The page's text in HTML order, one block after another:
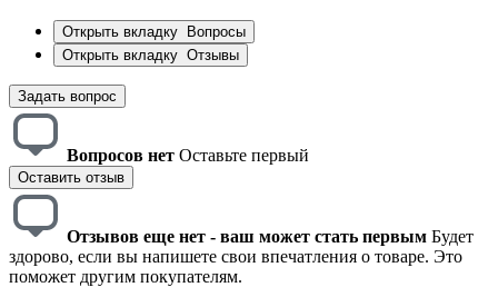
Открыть вкладку
Вопросы
Открыть вкладку Отзывы
Задать вопрос
Вопросов нет Оставьте первый
Оставить отзыв
Отзывов еще нет - ваш может стать первым Будет
здорово, если вы напишете свои впечатления о товаре. Это
поможет другим покупателям.